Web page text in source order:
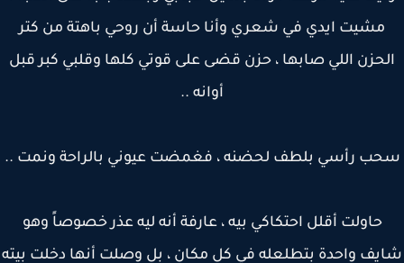
مشيت ايدي في شعري وأنا حاسة أن روحي باهتة من كتر
اللي صابها ، حزن قضى على قوتي كلها وقلبي كبر قبل
أوانه ..
رأسي بلطف لحضنه ، فغمضت عيوني بالراحة ونمت ..
حاولت أقلل احتكاكي بيه ، عارفة أنه ليه عذر خصوصاً وهو
واحدة بتطلعله في كل مكان ، بل وصلت أنها دخلت بيته